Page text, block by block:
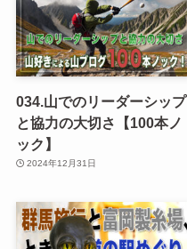
034.山でのリーダーシップ
と協力の大切さ【100本ノ
ック】
2024年12月31日